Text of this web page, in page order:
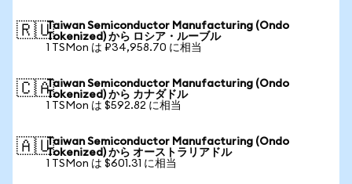
🇷🇺Taiwan Semiconductor Manufacturing (Ondo
Tokenized) から ロシア・ルーブル
1 TSMon は ₽34,958.70 に相当
🇨🇦Taiwan Semiconductor Manufacturing (Ondo
Tokenized) から カナダドル
1 TSMon は $592.82 に相当
🇦🇺Taiwan Semiconductor Manufacturing (Ondo
Tokenized) から オーストラリアドル
1 TSMon は $601.31 に相当